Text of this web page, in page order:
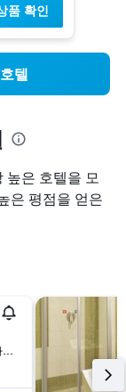
품 확인
텔
높은 호텔을 모
은 평점을 얻은
Via Duomo, 61, 나폴리, 나폴리현, 이탈리아